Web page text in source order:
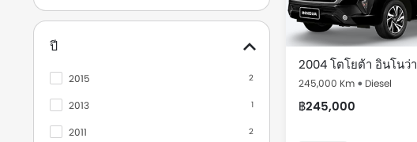
ซูซูกิ
1
ปี
2015 2
2013 1
2011 2
2004 โตโยต้า อินโนว่า
245,000 Km Diesel
฿245,000